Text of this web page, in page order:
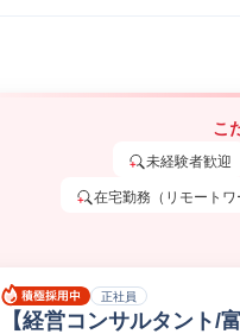
こ
未経験者歓迎
在宅勤務（リモートワ
正社員
【経営コンサルタント/